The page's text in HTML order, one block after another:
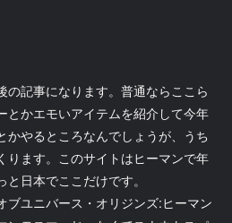
記事になります。普通ならここら
とかエモいアイテムを紹介して今年
かやるところなんでしょうが、うち
ります。このサイトはヒーマンで年
日本でここだけです。
ユニバース・オリジンズ:ヒーマン